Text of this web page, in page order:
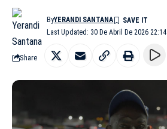
Last Updated: 30 De Abril De 2026 22:14
ByYERANDI SANTANA
Share